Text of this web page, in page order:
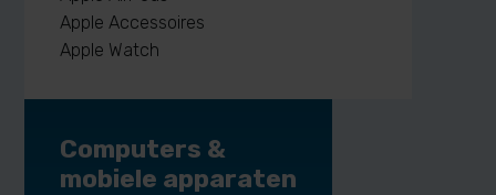
Apple Accessoires
Apple Watch
Computers &
mobiele apparaten